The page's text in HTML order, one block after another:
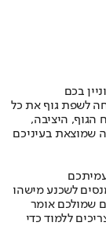
בכם
לשפת גוף את כל
הגוף, היציבה,
שמוצאת בעיניכם
לשכנע מישהו
שמולכם אומר
ללמוד כדי